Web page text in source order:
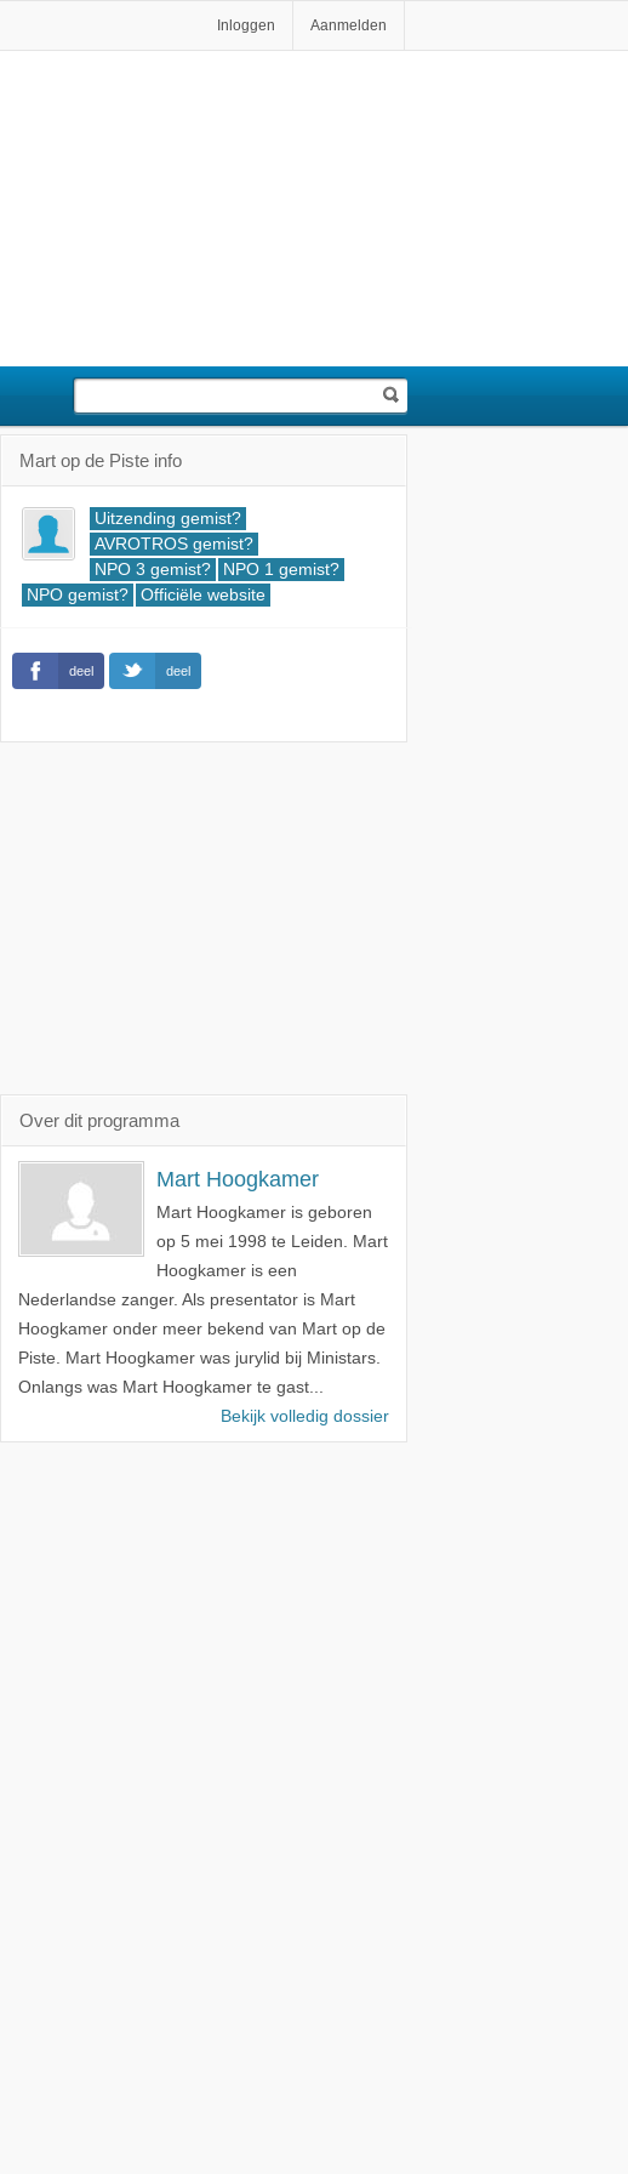
Inloggen Aanmelden
Mart op de Piste info
Uitzending gemist?
AVROTROS gemist?
NPO 3 gemist?
NPO 1 gemist?
NPO gemist?
Officiële website
deel deel
Over dit programma
Mart Hoogkamer
Mart Hoogkamer is geboren
op 5 mei 1998 te Leiden. Mart
Hoogkamer is een
Nederlandse zanger. Als presentator is Mart
Hoogkamer onder meer bekend van Mart op de
Piste. Mart Hoogkamer was jurylid bij Ministars.
Onlangs was Mart Hoogkamer te gast...
Bekijk volledig dossier